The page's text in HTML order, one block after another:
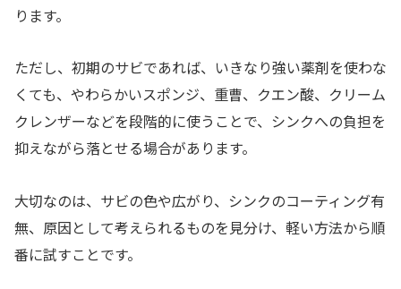
ります。
ただし、初期のサビであれば、いきなり強い薬剤を使わな
くても、やわらかいスポンジ、重曹、クエン酸、クリーム
クレンザーなどを段階的に使うことで、シンクへの負担を
抑えながら落とせる場合があります。
大切なのは、サビの色や広がり、シンクのコーティング有
無、原因として考えられるものを見分け、軽い方法から順
番に試すことです。